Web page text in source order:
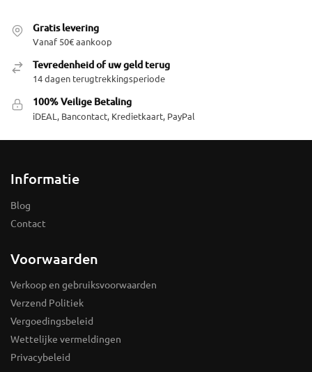
Gratis levering
Vanaf 50€ aankoop
Tevredenheid of uw geld terug
14 dagen terugtrekkingsperiode
100% Veilige Betaling
iDEAL, Bancontact, Kredietkaart, PayPal
Informatie
Blog
Contact
Voorwaarden
Verkoop en gebruiksvoorwaarden
Verzend Politiek
Vergoedingsbeleid
Wettelijke vermeldingen
Privacybeleid